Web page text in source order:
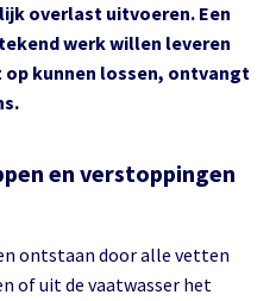
overlast uitvoeren. Een
werk willen leveren
kunnen lossen, ontvangt
en verstoppingen
ontstaan door alle vetten
of uit de vaatwasser het